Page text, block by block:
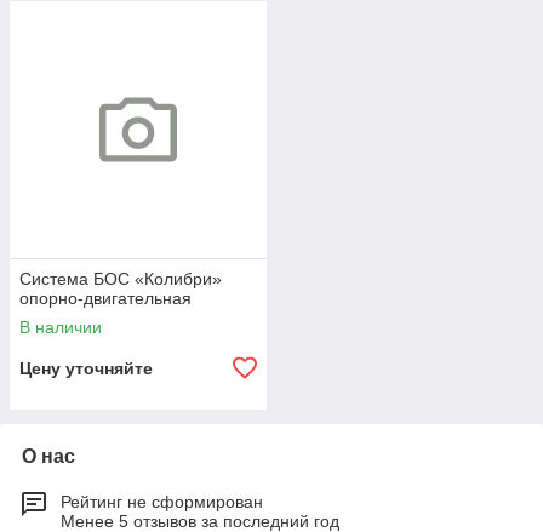
Система БОС «Колибри»
опорно-двигательная
В наличии
Цену уточняйте
О нас
Рейтинг не сформирован
Менее 5 отзывов за последний год